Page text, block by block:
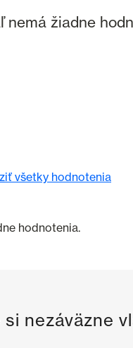
nemá žiadne
všetky hodnotenia
hodnotenia.
si nezáväzne